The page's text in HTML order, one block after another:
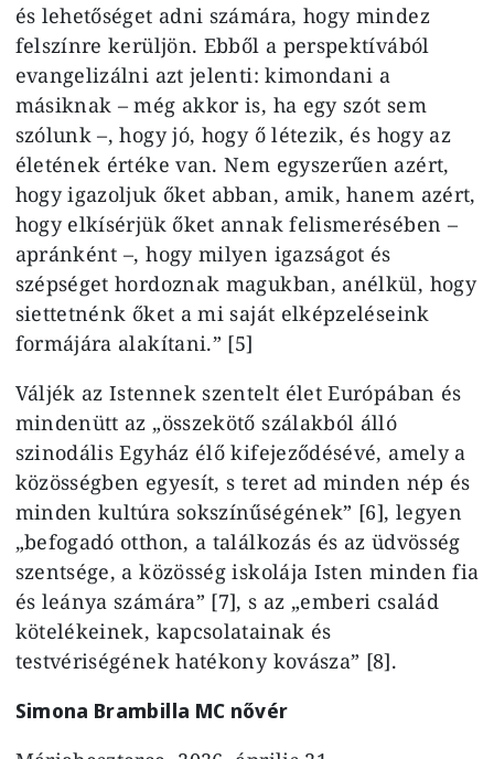
és lehetőséget adni számára, hogy mindez
felszínre kerüljön. Ebből a perspektívából
evangelizálni azt jelenti: kimondani a
másiknak – még akkor is, ha egy szót sem
szólunk –, hogy jó, hogy ő létezik, és hogy az
életének értéke van. Nem egyszerűen azért,
hogy igazoljuk őket abban, amik, hanem azért,
hogy elkísérjük őket annak felismerésében –
apránként –, hogy milyen igazságot és
szépséget hordoznak magukban, anélkül, hogy
siettetnénk őket a mi saját elképzeléseink
formájára alakítani.” [5]
Váljék az Istennek szentelt élet Európában és
mindenütt az „összekötő szálakból álló
szinodális Egyház élő kifejeződésévé, amely a
közösségben egyesít, s teret ad minden nép és
minden kultúra sokszínűségének” [6], legyen
„befogadó otthon, a találkozás és az üdvösség
szentsége, a közösség iskolája Isten minden fia
és leánya számára” [7], s az „emberi család
kötelékeinek, kapcsolatainak és
testvériségének hatékony kovásza” [8].
Simona Brambilla MC nővér